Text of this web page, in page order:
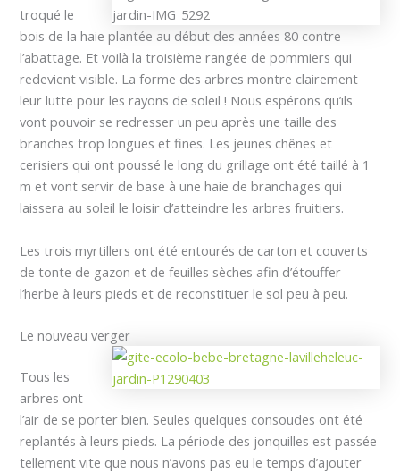
troqué le
bois de la haie plantée au début des années 80 contre
l’abattage. Et voilà la troisième rangée de pommiers qui
redevient visible. La forme des arbres montre clairement
leur lutte pour les rayons de soleil ! Nous espérons qu’ils
vont pouvoir se redresser un peu après une taille des
branches trop longues et fines. Les jeunes chênes et
cerisiers qui ont poussé le long du grillage ont été taillé à 1
m et vont servir de base à une haie de branchages qui
laissera au soleil le loisir d’atteindre les arbres fruitiers.
Les trois myrtillers ont été entourés de carton et couverts
de tonte de gazon et de feuilles sèches afin d’étouffer
l’herbe à leurs pieds et de reconstituer le sol peu à peu.
Le nouveau verger
Tous les
arbres ont
l’air de se porter bien. Seules quelques consoudes ont été
replantés à leurs pieds. La période des jonquilles est passée
tellement vite que nous n’avons pas eu le temps d’ajouter